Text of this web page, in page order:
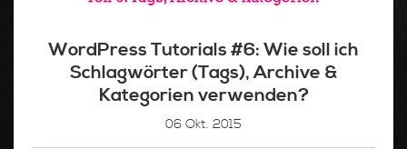
WordPress Tutorials #6: Wie soll ich
Schlagwörter (Tags), Archive &
Kategorien verwenden?
06 Okt. 2015